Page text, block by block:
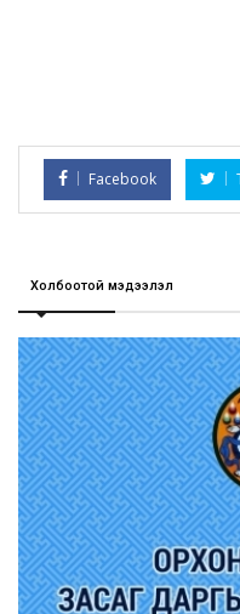
Facebook
Холбоотой мэдээлэл